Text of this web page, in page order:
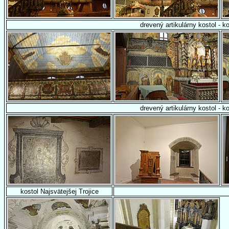
drevený artikulárny kostol -
drevený artikulárny kostol -
kostol Najsvätejšej Trojice